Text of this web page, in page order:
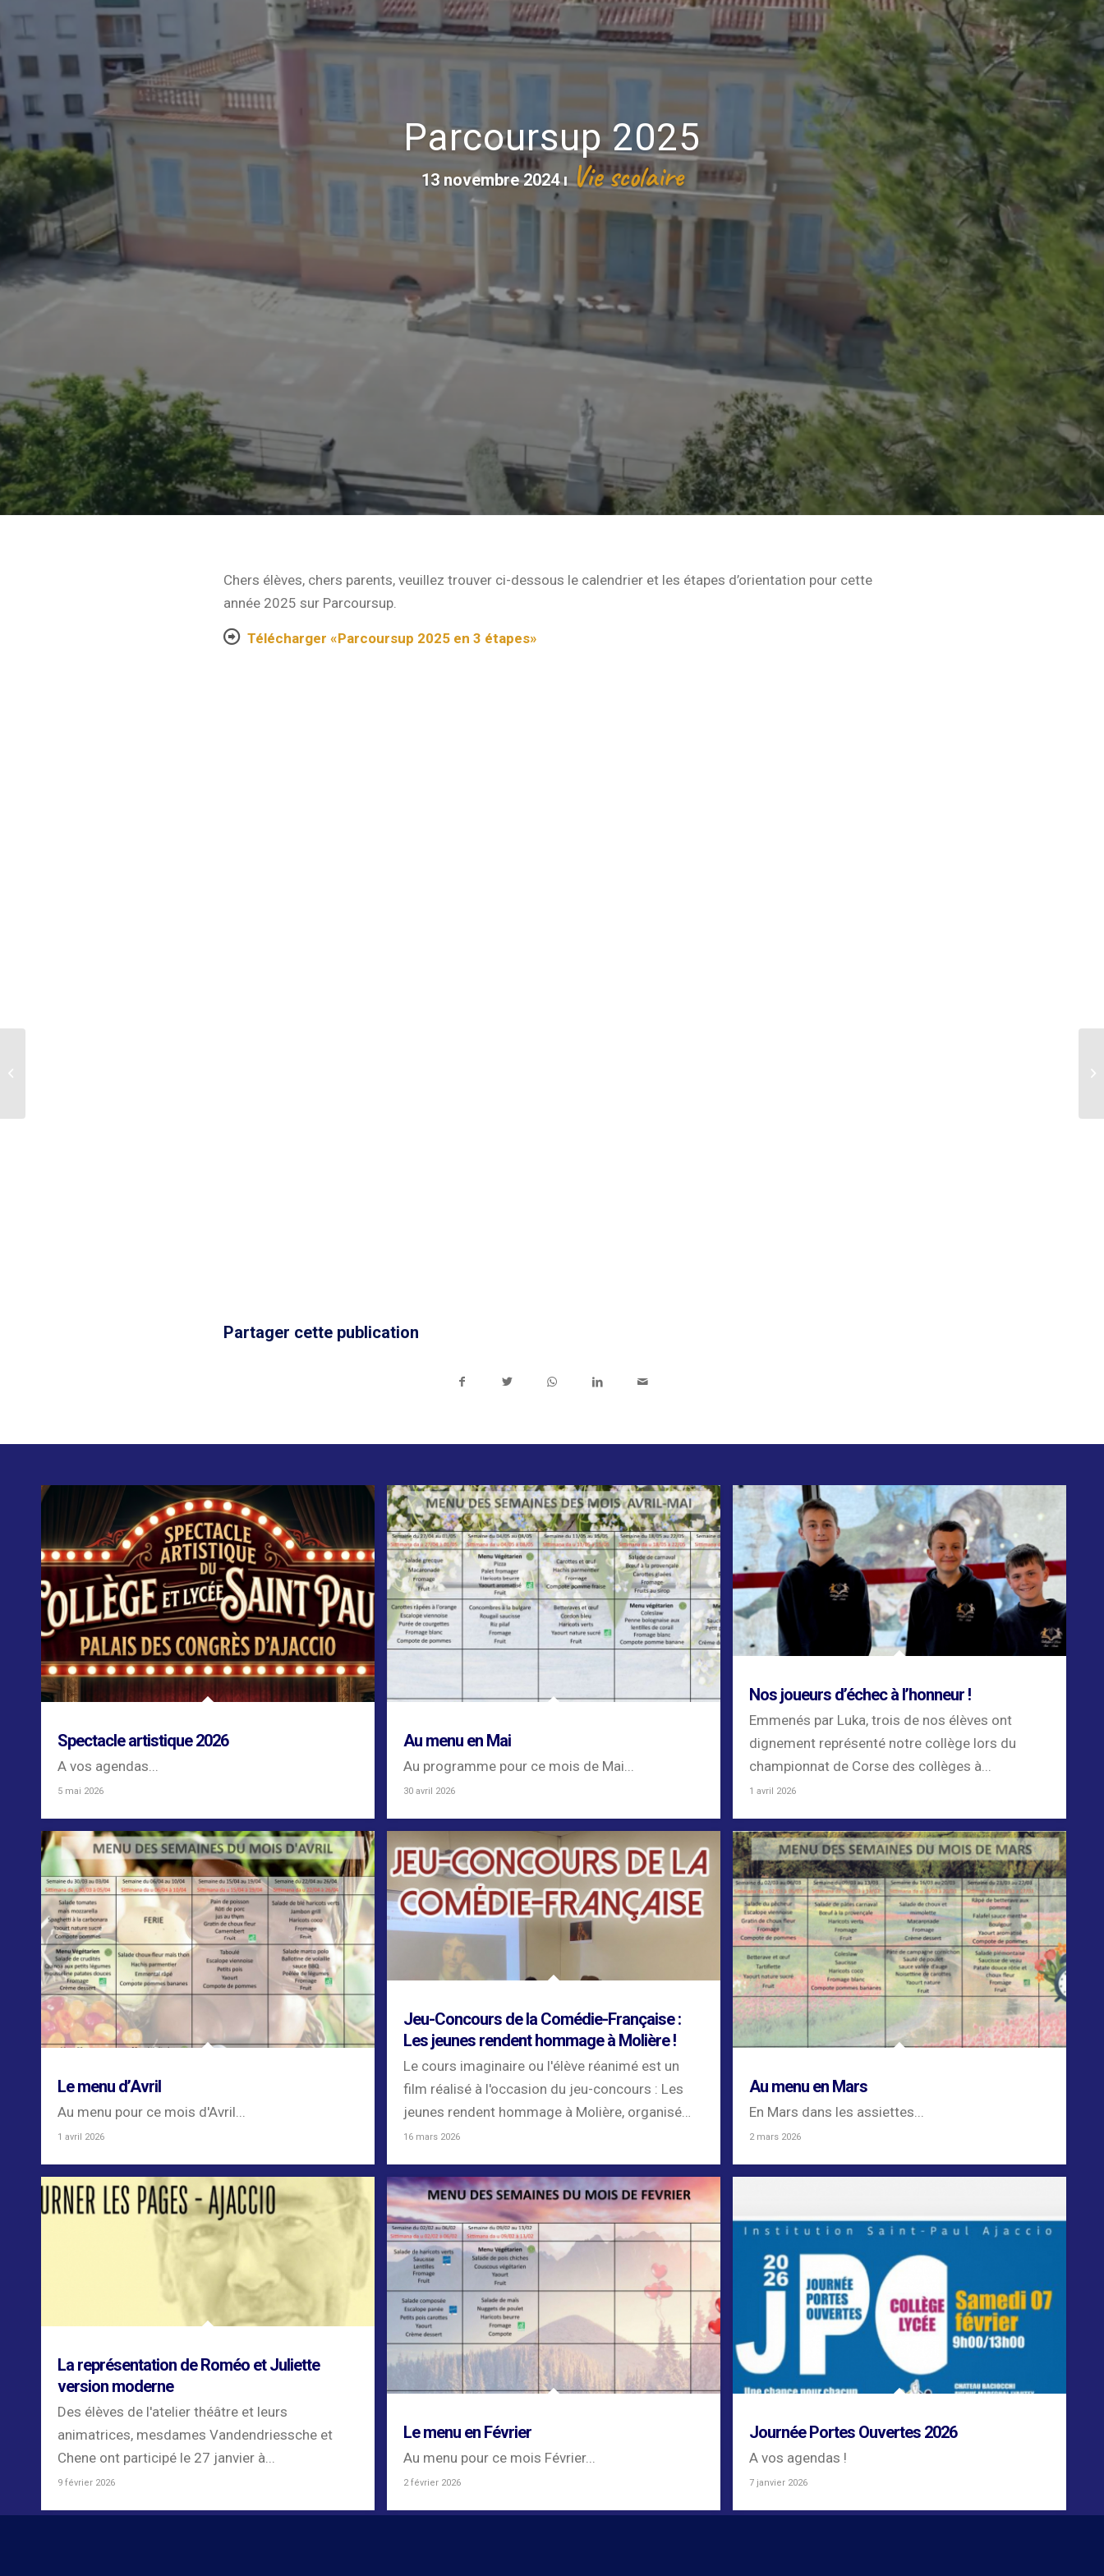
Parcoursup 2025
13 novembre 2024 ı Vie scolaire
Chers élèves, chers parents, veuillez trouver ci-dessous le calendrier et les étapes d’orientation pour cette
année 2025 sur Parcoursup.
Télécharger «Parcoursup 2025 en 3 étapes»
Partager cette publication
Spectacle artistique 2026
A vos agendas...
5 mai 2026
Au menu en Mai
Au programme pour ce mois de Mai...
30 avril 2026
Nos joueurs d’échec à l’honneur !
Emmenés par Luka, trois de nos élèves ont
dignement représenté notre collège lors du
championnat de Corse des collèges à...
1 avril 2026
Le menu d’Avril
Au menu pour ce mois d'Avril...
1 avril 2026
Jeu-Concours de la Comédie-Française :
Les jeunes rendent hommage à Molière !
Le cours imaginaire ou l'élève réanimé est un
film réalisé à l'occasion du jeu-concours : Les
jeunes rendent hommage à Molière, organisé
par...
16 mars 2026
Au menu en Mars
En Mars dans les assiettes...
2 mars 2026
La représentation de Roméo et Juliette
version moderne
Des élèves de l'atelier théâtre et leurs
animatrices, mesdames Vandendriessche et
Chene ont participé le 27 janvier à...
9 février 2026
Le menu en Février
Au menu pour ce mois Février...
2 février 2026
Journée Portes Ouvertes 2026
A vos agendas !
7 janvier 2026